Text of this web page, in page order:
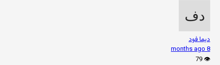
دیما فود
8 months ago
👁️
79